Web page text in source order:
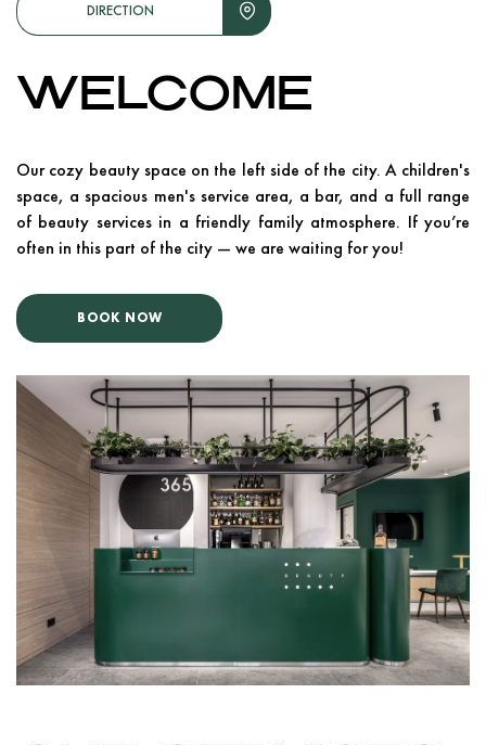
DIRECTION
WELCOME
Our cozy beauty space on the left side of the city. A children's
space, a spacious men's service area, a bar, and a full range
of beauty services in a friendly family atmosphere. If you’re
often in this part of the city — we are waiting for you!
BOOK NOW